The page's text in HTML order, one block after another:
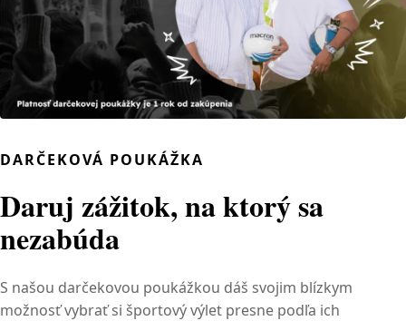
DARČEKOVÁ POUKÁŽKA
Daruj zážitok, na ktorý sa
nezabúda
S našou darčekovou poukážkou dáš svojim blízkym
možnosť vybrať si športový výlet presne podľa ich